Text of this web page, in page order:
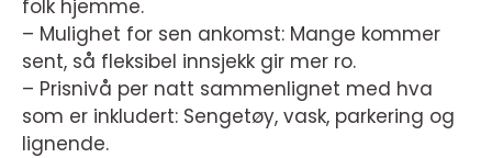
folk hjemme.
– Mulighet for sen ankomst: Mange kommer
sent, så fleksibel innsjekk gir mer ro.
– Prisnivå per natt sammenlignet med hva
som er inkludert: Sengetøy, vask, parkering og
lignende.